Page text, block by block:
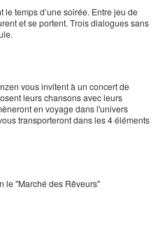
temps d’une soirée. Entre jeu de
et se portent. Trois dialogues sans
vous invitent à un concert de
leurs chansons avec leurs
en voyage dans l'univers
transporteront dans les 4 éléments
le "Marché des Rêveurs"